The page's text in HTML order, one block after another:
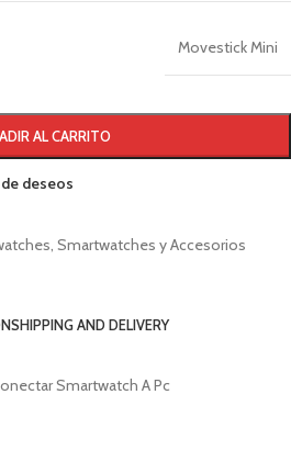
Movestick Mini
AL CARRITO
deseos
Smartwatches y Accesorios
SHIPPING AND DELIVERY
Smartwatch A Pc